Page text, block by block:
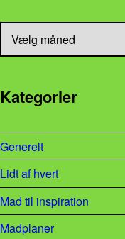
Arkiver
Kategorier
Generelt
Lidt af hvert
Mad til inspiration
Madplaner